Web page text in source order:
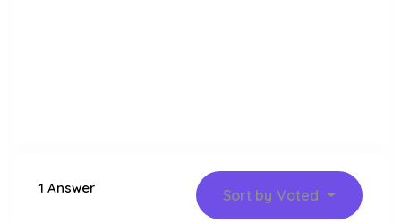
1 Answer Sort by Voted